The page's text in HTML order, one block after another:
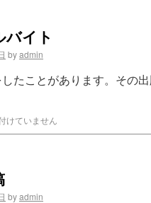
バイト
byadmin
たことがあります。その
けていません
byadmin